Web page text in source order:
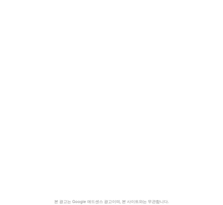
본 광고는 Google 애드센스 광고이며, 본 사이트와는 무관합니다.